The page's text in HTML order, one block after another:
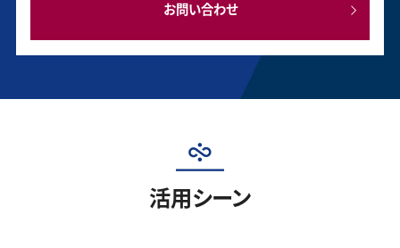
お問い合わせ
活用シーン